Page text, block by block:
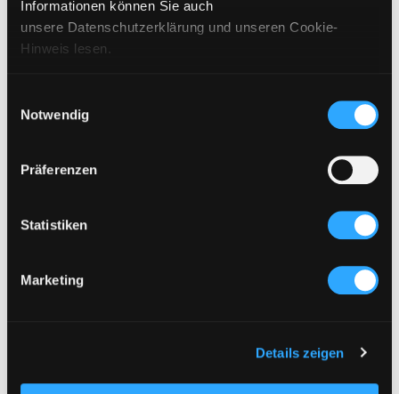
Informationen können Sie auch
unsere Datenschutzerklärung und unseren Cookie-
Hinweis lesen.
Notwendig
Präferenzen
Statistiken
Marketing
Details zeigen
ADD TO CART
SIZING
CARE INSTRUCTIONS